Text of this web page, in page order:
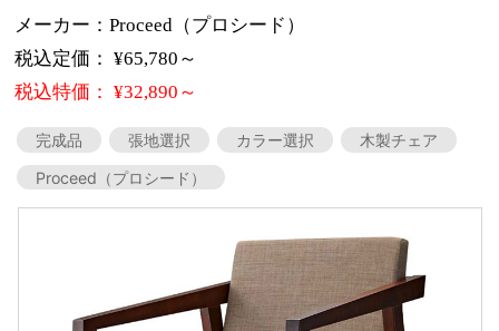
メーカー：Proceed（プロシード）
税込定価： ¥65,780～
税込特価： ¥32,890～
完成品 張地選択 カラー選択
木製チェア
Proceed（プロシード）